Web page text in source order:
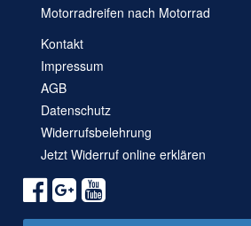
Motorradreifen nach Motorrad
Kontakt
Impressum
AGB
Datenschutz
Widerrufsbelehrung
Jetzt Widerruf online erklären